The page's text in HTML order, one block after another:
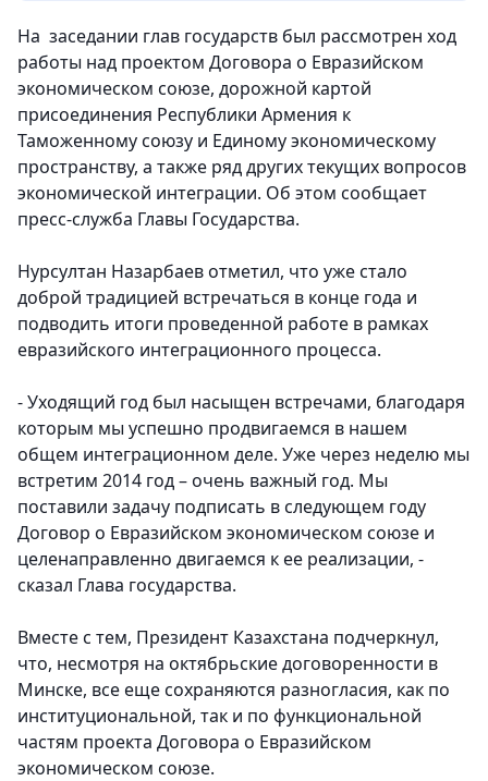
На заседании глав государств был рассмотрен ход
работы над проектом Договора о Евразийском
экономическом союзе, дорожной картой
присоединения Республики Армения к
Таможенному союзу и Единому экономическому
пространству, а также ряд других текущих вопросов
экономической интеграции. Об этом сообщает
пресс-служба Главы Государства.
Нурсултан Назарбаев отметил, что уже стало
доброй традицией встречаться в конце года и
подводить итоги проведенной работе в рамках
евразийского интеграционного процесса.
- Уходящий год был насыщен встречами, благодаря
которым мы успешно продвигаемся в нашем
общем интеграционном деле. Уже через неделю мы
встретим 2014 год – очень важный год. Мы
поставили задачу подписать в следующем году
Договор о Евразийском экономическом союзе и
целенаправленно двигаемся к ее реализации, -
сказал Глава государства.
Вместе с тем, Президент Казахстана подчеркнул,
что, несмотря на октябрьские договоренности в
Минске, все еще сохраняются разногласия, как по
институциональной, так и по функциональной
частям проекта Договора о Евразийском
экономическом союзе.